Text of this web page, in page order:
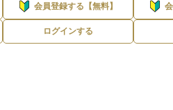
会員登録する【無料】
ログインする